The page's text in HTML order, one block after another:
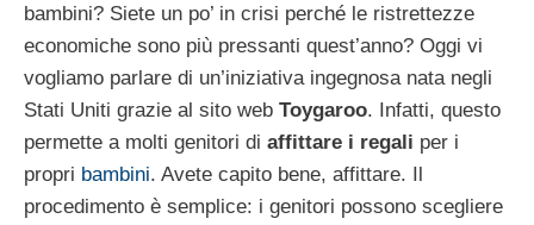
bambini? Siete un po’ in crisi perché le ristrettezze
economiche sono più pressanti quest’anno? Oggi vi
vogliamo parlare di un’iniziativa ingegnosa nata negli
Stati Uniti grazie al sito web Toygaroo. Infatti, questo
permette a molti genitori di affittare i regali per i
propri bambini. Avete capito bene, affittare. Il
procedimento è semplice: i genitori possono scegliere